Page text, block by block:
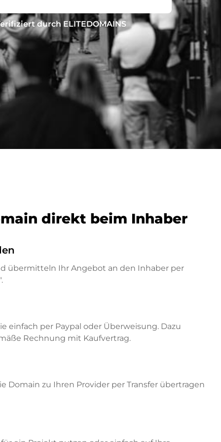
durch ELITEDOMAINS
direkt beim Inhaber
übermitteln Ihr Angebot an den Inhaber per
einfach per Paypal oder Überweisung. Dazu
Rechnung mit Kaufvertrag.
Domain zu Ihren Provider per Transfer übertragen